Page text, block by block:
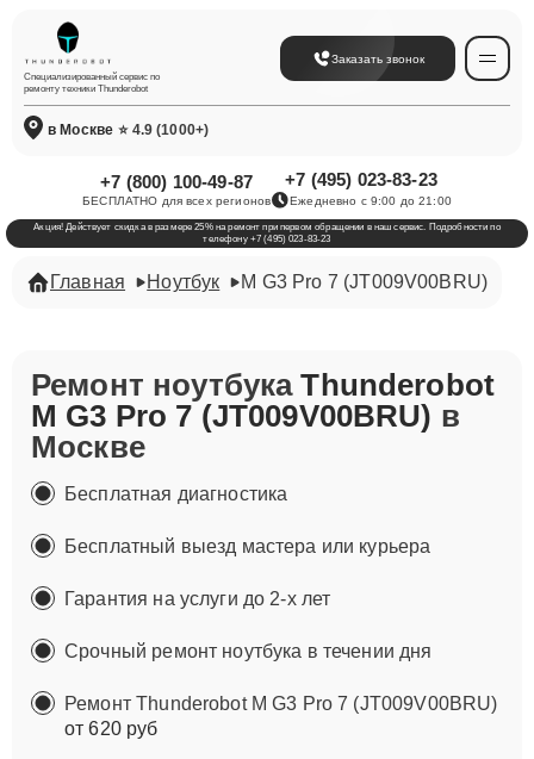
Специализированный сервис по
ремонту техники Thunderobot
Заказать звонок
в Москве ⭐ 4.9 (1000+)
+7 (800) 100-49-87
БЕСПЛАТНО для всех регионов
+7 (495) 023-83-23
Ежедневно с 9:00 до 21:00
Акция! Действует скидка в размере 25% на ремонт при первом обращении в наш сервис. Подробности по
телефону +7 (495) 023-83-23
Главная Ноутбук M G3 Pro 7 (JT009V00BRU)
Ремонт ноутбукаThunderobot
M G3 Pro 7 (JT009V00BRU) в
Москве
Бесплатная диагностика
Бесплатный выезд мастера или курьера
Гарантия на услуги до 2-х лет
Срочный ремонт ноутбука в течении дня
Ремонт Thunderobot M G3 Pro 7 (JT009V00BRU)
от 620 руб